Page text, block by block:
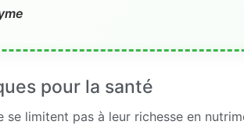
pour la santé
se limitent pas à leur richesse en